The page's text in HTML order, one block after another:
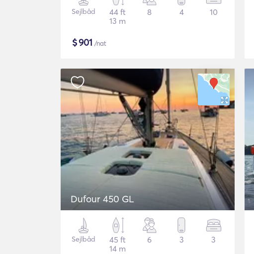
Sejlbåd
44 ft
13 m
8 4 10
$901 /nat
Dufour 450 GL
Sejlbåd
45 ft
14 m
6 3 3